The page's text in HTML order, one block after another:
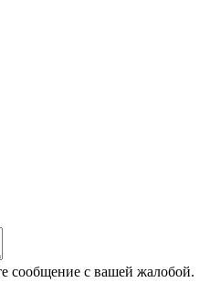
сообщение с вашей жалобой.